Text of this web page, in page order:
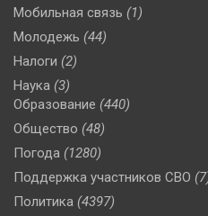
Мобильная связь (1)
Молодежь (44)
Налоги (2)
Наука (3)
Образование (440)
Общество (48)
Погода (1280)
Поддержка участников СВО
Политика (4397)